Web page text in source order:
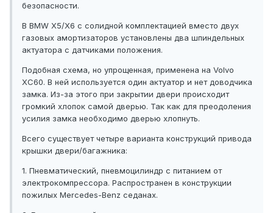
безопасности.
В BMW X5/X6 с солидной комплектацией вместо двух
газовых амортизаторов установлены два шпиндельных
актуатора с датчиками положения.
Подобная схема, но упрощенная, применена на Volvo
XC60. В ней используется один актуатор и нет доводчика
замка. Из-за этого при закрытии двери происходит
громкий хлопок самой дверью. Так как для преодоления
усилия замка необходимо дверью хлопнуть.
Всего существует четыре варианта конструкций привода
крышки двери/багажника:
1. Пневматический, пневмоцилиндр с питанием от
электрокомпрессора. Распространен в конструкции
пожилых Mercedes-Benz седанах.